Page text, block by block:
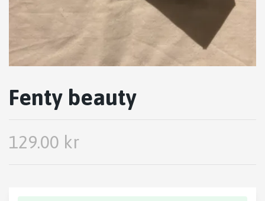
Fenty beauty
129.00 kr